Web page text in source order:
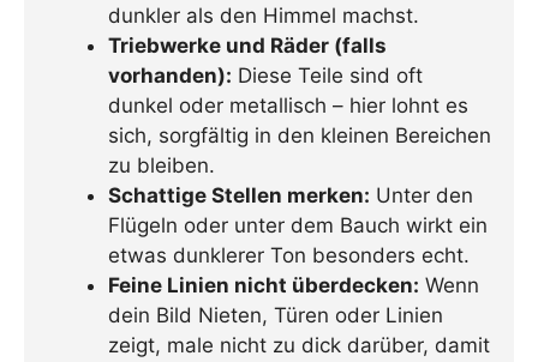
dunkler als den Himmel machst.
Triebwerke und Räder (falls
vorhanden): Diese Teile sind oft
dunkel oder metallisch – hier lohnt es
sich, sorgfältig in den kleinen Bereichen
zu bleiben.
Schattige Stellen merken: Unter den
Flügeln oder unter dem Bauch wirkt ein
etwas dunklerer Ton besonders echt.
Feine Linien nicht überdecken: Wenn
dein Bild Nieten, Türen oder Linien
zeigt, male nicht zu dick darüber, damit